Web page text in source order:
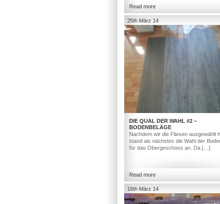
Read more
25th März 14
DIE QUAL DER WAHL #2 –
BODENBELÄGE
Nachdem wir die Fliesen ausgewählt
stand als nächstes die Wahl der
für das Obergeschoss an. Da […]
Read more
16th März 14